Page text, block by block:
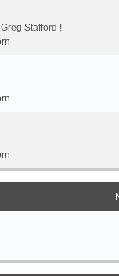
Stafford !